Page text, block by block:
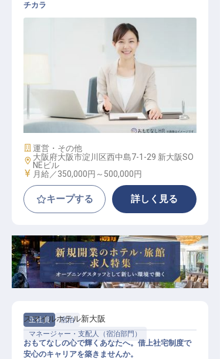
【西日本支社】人事
チカラ
施設業態
運営・その他
勤務地
大阪府大阪市淀川区西中島7-1-29 新大阪SO
NEビル
給与
月給／350,000円～ 500,000円
キープする 詳しく見る
正社員
宿泊
マネージャー・支配人（宿泊部門）
スマイルホテル新大阪
おもてなしの心で輝くあなたへ。借上社宅制度で
安心のキャリアを築きませんか。